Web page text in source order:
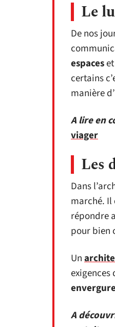
Le
De nos
espaces
certains
manière
A lire en
viager
Les
Dans
marché. Il
répondre
pour bien
Un
exigences
envergure
A